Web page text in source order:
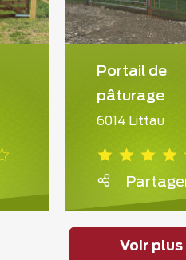
Portail de
pâturage
6014 Littau
Voir plus